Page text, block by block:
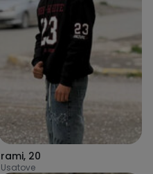
rami, 20
Usatove